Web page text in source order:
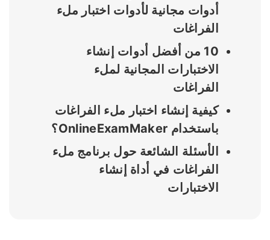
أدوات مجانية لأدوات اختبار ملء
الفراغات
10 من أفضل أدوات إنشاء
الاختبارات المجانية لملء
الفراغات
كيفية إنشاء اختبار ملء الفراغات
باستخدام OnlineExamMaker؟
الأسئلة الشائعة حول برنامج ملء
الفراغات في أداة إنشاء
الاختبارات